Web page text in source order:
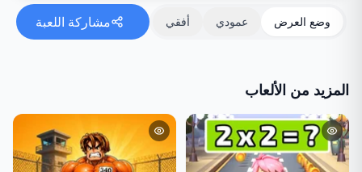
وضع العرض عمودي أفقي مشاركة اللعبة
المزيد من الألعاب